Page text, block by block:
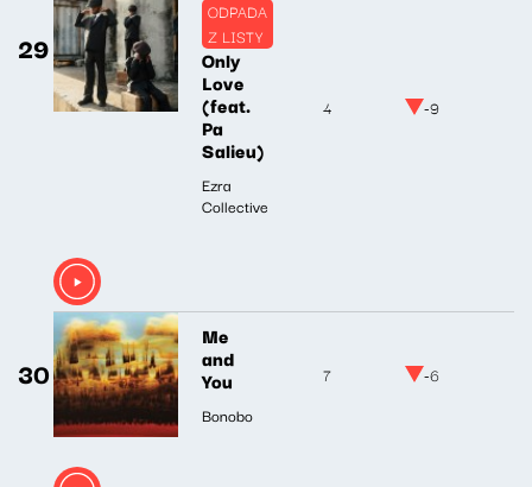
29
ODPADA
Z LISTY
Only
Love
(feat.
Pa
Salieu)
Ezra
Collective
4 -9
30
Me
and
You
Bonobo
7 -6